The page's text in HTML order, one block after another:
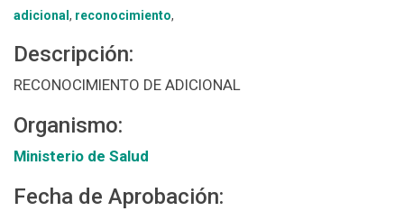
adicional , reconocimiento,
Descripción:
RECONOCIMIENTO DE ADICIONAL
Organismo:
Ministerio de Salud
Fecha de Aprobación: